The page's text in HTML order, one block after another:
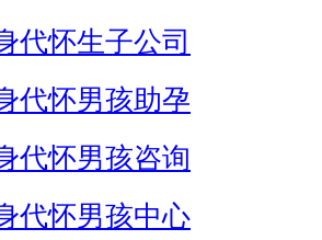
代怀生子公司
代怀男孩助孕
代怀男孩咨询
代怀男孩中心